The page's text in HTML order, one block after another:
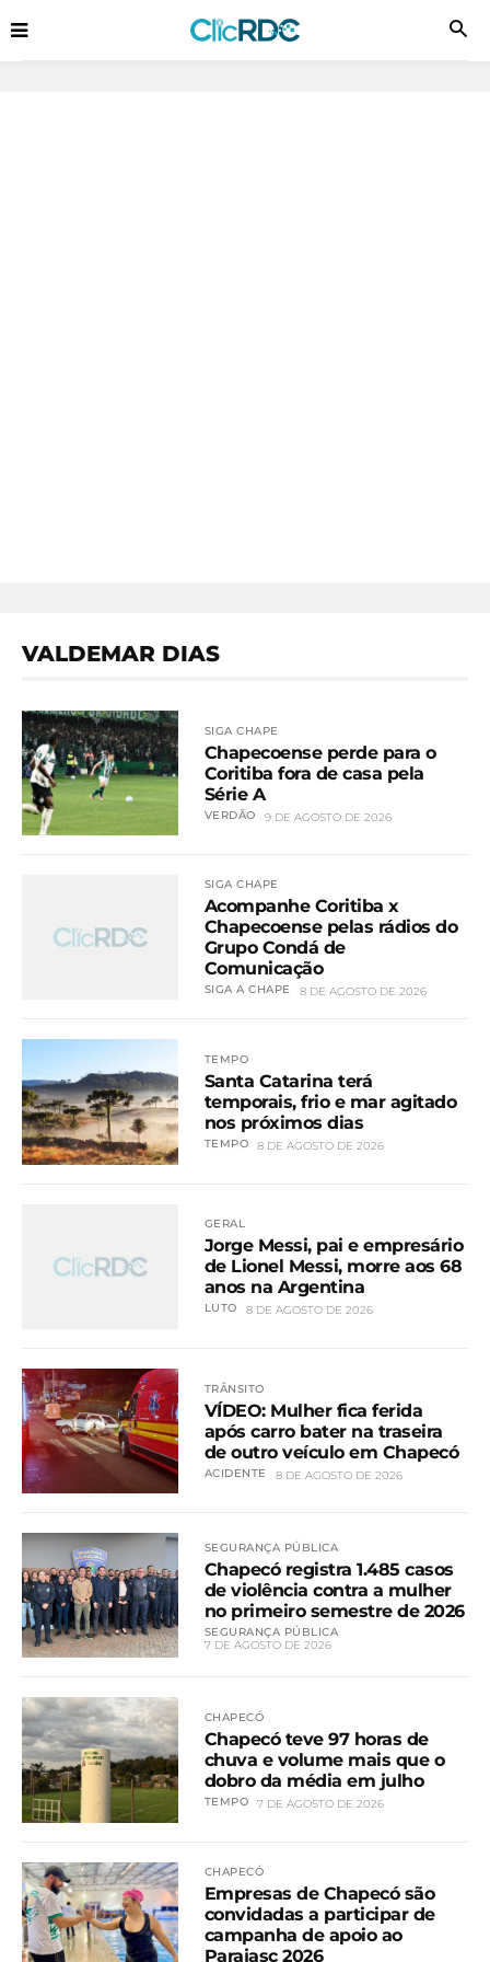
VALDEMAR DIAS
SIGA CHAPE
Chapecoense perde para o
Coritiba fora de casa pela
Série A
VERDÃO 9 DE AGOSTO DE 2026
SIGA CHAPE
Acompanhe Coritiba x
Chapecoense pelas rádios do
Grupo Condá de
Comunicação
SIGA A CHAPE 8 DE AGOSTO DE 2026
TEMPO
Santa Catarina terá
temporais, frio e mar agitado
nos próximos dias
TEMPO 8 DE AGOSTO DE 2026
GERAL
Jorge Messi, pai e empresário
de Lionel Messi, morre aos 68
anos na Argentina
LUTO 8 DE AGOSTO DE 2026
TRÂNSITO
VÍDEO: Mulher fica ferida
após carro bater na traseira
de outro veículo em Chapecó
ACIDENTE 8 DE AGOSTO DE 2026
SEGURANÇA PÚBLICA
Chapecó registra 1.485 casos
de violência contra a mulher
no primeiro semestre de 2026
SEGURANÇA PÚBLICA
7 DE AGOSTO DE 2026
CHAPECÓ
Chapecó teve 97 horas de
chuva e volume mais que o
dobro da média em julho
TEMPO 7 DE AGOSTO DE 2026
CHAPECÓ
Empresas de Chapecó são
convidadas a participar de
campanha de apoio ao
Parajasc 2026